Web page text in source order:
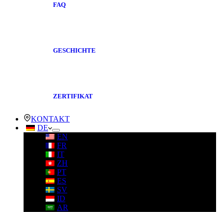
FAQ
GESCHICHTE
ZERTIFIKAT
KONTAKT
DE
EN
FR
IT
ZH
PT
ES
SV
ID
AR